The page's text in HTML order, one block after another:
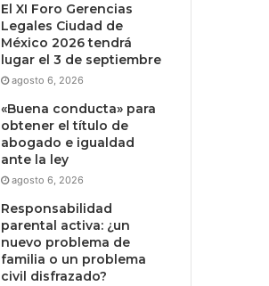
El XI Foro Gerencias
Legales Ciudad de
México 2026 tendrá
lugar el 3 de septiembre
agosto 6, 2026
«Buena conducta» para
obtener el título de
abogado e igualdad
ante la ley
agosto 6, 2026
Responsabilidad
parental activa: ¿un
nuevo problema de
familia o un problema
civil disfrazado?